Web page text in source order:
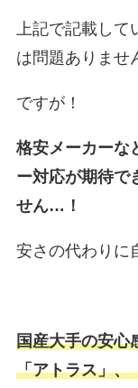
上記で記載して
は問題ありませ
ですが！
格安メーカーな
ー対応が期待で
せん…！
安さの代わりに
国産大手の安心
「アトラス」、